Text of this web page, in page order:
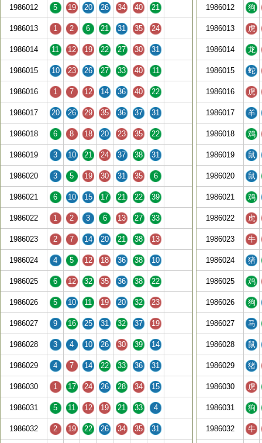
1986012 5 19 20 26 34 40 21
1986013 1 2 6 21 31 35 24
1986014 11 12 19 22 27 30 31
1986015 10 23 26 27 33 40 11
1986016 1 7 12 14 36 40 22
1986017 20 26 29 35 36 37 31
1986018 6 8 18 20 23 35 22
1986019 3 10 21 24 37 38 31
1986020 3 5 19 30 31 35 6
1986021 6 10 15 17 21 22 39
1986022 1 2 3 6 13 27 33
1986023 2 7 14 20 21 38 13
1986024 4 5 12 18 36 38 10
1986025 6 12 32 35 36 38 22
1986026 5 10 11 19 20 32 23
1986027 9 16 25 31 32 37 19
1986028 3 4 10 26 30 39 14
1986029 4 7 14 22 33 36 31
1986030 1 17 24 26 28 34 15
1986031 5 11 12 19 21 33 4
1986032 2 19 22 26 34 35 31
1986012 狗
1986013 虎
1986014 龙
1986015 蛇
1986016 虎
1986017 羊
1986018 鸡
1986019 鼠
1986020 鼠
1986021 鸡
1986022 虎
1986023 牛
1986024 猪
1986025 鸡
1986026 狗
1986027 马
1986028 鼠
1986029 猪
1986030 虎
1986031 狗
1986032 牛